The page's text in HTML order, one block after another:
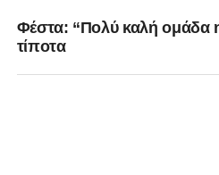
Φέστα: “Πολύ καλή ομάδα
τίποτα